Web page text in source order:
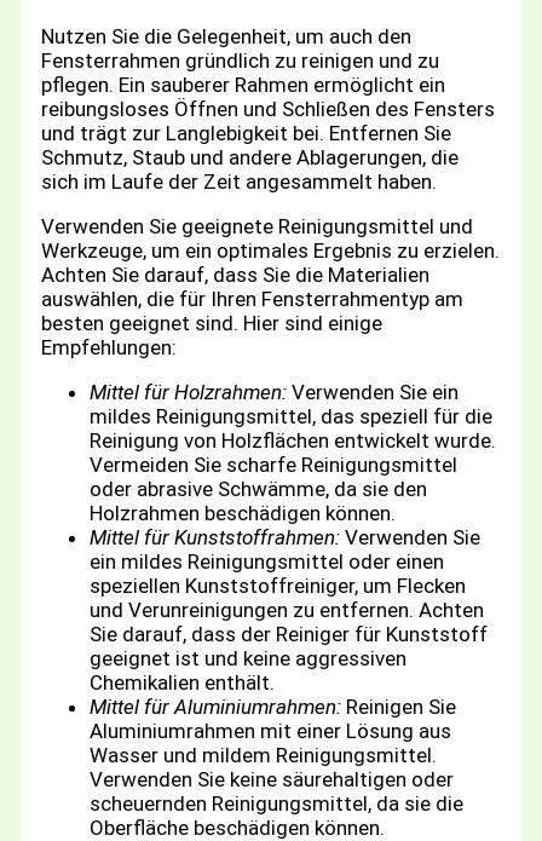
Nutzen Sie die Gelegenheit, um auch den
Fensterrahmen gründlich zu reinigen und zu
pflegen. Ein sauberer Rahmen ermöglicht ein
reibungsloses Öffnen und Schließen des Fensters
und trägt zur Langlebigkeit bei. Entfernen Sie
Schmutz, Staub und andere Ablagerungen, die
sich im Laufe der Zeit angesammelt haben.
Verwenden Sie geeignete Reinigungsmittel und
Werkzeuge, um ein optimales Ergebnis zu erzielen.
Achten Sie darauf, dass Sie die Materialien
auswählen, die für Ihren Fensterrahmentyp am
besten geeignet sind. Hier sind einige
Empfehlungen:
Mittel für Holzrahmen: Verwenden Sie ein
mildes Reinigungsmittel, das speziell für die
Reinigung von Holzflächen entwickelt wurde.
Vermeiden Sie scharfe Reinigungsmittel
oder abrasive Schwämme, da sie den
Holzrahmen beschädigen können.
Mittel für Kunststoffrahmen: Verwenden Sie
ein mildes Reinigungsmittel oder einen
speziellen Kunststoffreiniger, um Flecken
und Verunreinigungen zu entfernen. Achten
Sie darauf, dass der Reiniger für Kunststoff
geeignet ist und keine aggressiven
Chemikalien enthält.
Mittel für Aluminiumrahmen: Reinigen Sie
Aluminiumrahmen mit einer Lösung aus
Wasser und mildem Reinigungsmittel.
Verwenden Sie keine säurehaltigen oder
scheuernden Reinigungsmittel, da sie die
Oberfläche beschädigen können.